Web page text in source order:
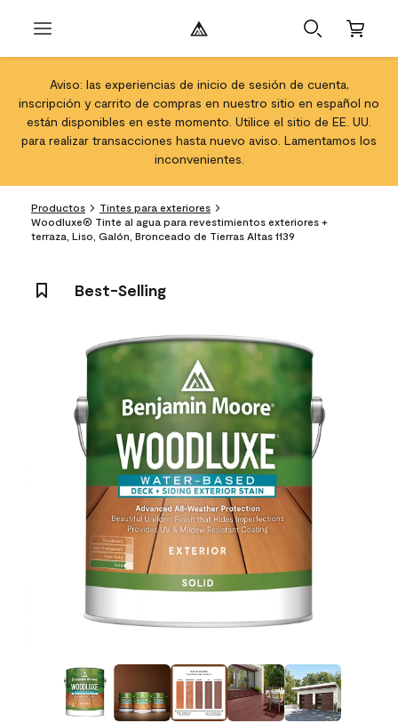
Aviso: las experiencias de inicio de sesión de cuenta,
inscripción y carrito de compras en nuestro sitio en español no
están disponibles en este momento. Utilice el sitio de EE. UU.
para realizar transacciones hasta nuevo aviso. Lamentamos los
inconvenientes.
Productos
Tintes para exteriores
Woodluxe® Tinte al agua para revestimientos exteriores +
terraza, Liso, Galón, Bronceado de Tierras Altas 1139
Best-Selling